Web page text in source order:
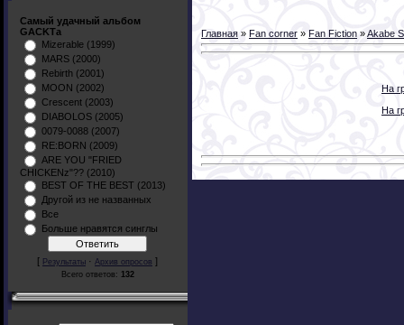
Самый удачный альбом
GACKTа
Mizerable (1999)
MARS (2000)
Rebirth (2001)
MOON (2002)
Crescent (2003)
DIABOLOS (2005)
0079-0088 (2007)
RE:BORN (2009)
ARE YOU "FRIED
CHICKENz"?? (2010)
BEST OF THE BEST (2013)
Другой из не названных
Все
Больше нравятся синглы
[ Результаты · Архив опросов ]
Всего ответов: 132
Главная » Fan corner » Fan Fiction »Akabe
На
На